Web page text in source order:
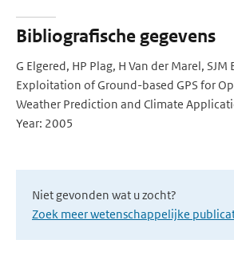
Bibliografische gegevens
G Elgered, HP Plag, H Van der Marel, SJM
Exploitation of Ground-based GPS for
Weather Prediction and Climate
Year: 2005
Niet gevonden wat u zocht?
Zoek meer wetenschappelijke